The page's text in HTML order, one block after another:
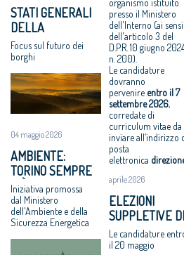
CNAPPC 2018.
Mercoledì 4
luglio 2018
VIII Congresso
CNAPPC 2018.
Lunedì 2 luglio
2018
VIII Congresso
CNAPPC 2018.
luglio 2018
Solarino ritira i
progettazione
a un euro
All'architettura
rispettosa dello
studio
caravatti_carav
atti il Premio
architetto
Assegnati
premi
Architetto
italiano e
talento 2017
arriva l’equo
compenso
Equo
compenso
allargato a
i
Periferie, la
nuova
di 10 aree
degradate
Architetti:
'Comune e
Stato, svilito
interesse
pubblico'
STATI GENERALI
DELLA
BELLEZZA: A
OFFIDA L’11 E IL 12
GIUGNO
Focus sul futuro dei
borghi
04 maggio 2026
AMBIENTE:
TORINO SEMPRE
PIÙ GREEN CON
“RIFORESTAZIONE”
Iniziativa promossa
dal Ministero
dell'Ambiente e della
Sicurezza Energetica
organismo istituito
presso il Ministero
dell'Interno (ai sensi
dell'articolo 3 del
D.P.R. 10 giugno
n. 200).
Le candidature
dovranno
pervenire entro il7
settembre 2026,
corredate di
curriculum vitae da
inviare all’indirizzo
posta
elettronica
aprile 2026
ELEZIONI
SUPPLETIVE
CNAPPC: LE
VOTAZIONI IL 9
Le candidature
il 20 maggio